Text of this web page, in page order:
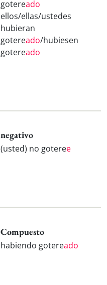
gotereado
ellos/ellas/ustedes
hubieran
gotereado/hubiesen
gotereado
negativo
(usted) no goteree
Compuesto
habiendo gotereado